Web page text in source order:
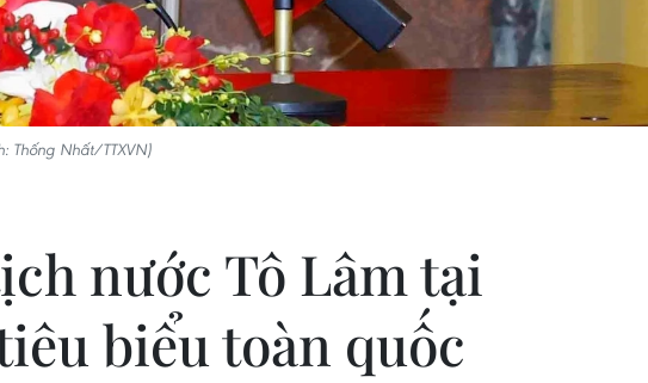
Thống Nhất/TTXVN)
nước Tô Lâm tại
biểu toàn quốc